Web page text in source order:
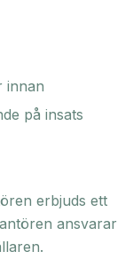
innan
på insats
erbjuds ett
ansvarar